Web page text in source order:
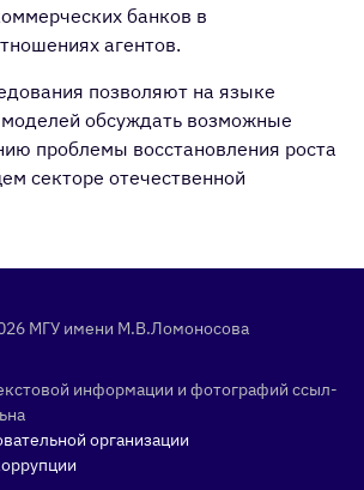
банков в
агентов.
позволяют на языке
обсуждать возможные
проблемы восстановления роста
секторе отечественной
МГУ име­ни М.В.Ло­моно­сова
ин­форма­ции и фо­тог­ра­фий ссыл­
организации